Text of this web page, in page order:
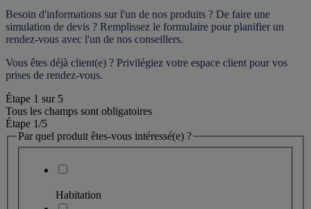
Besoin d'informations sur l'un de nos produits ? De faire une
simulation de devis ? Remplissez le formulaire pour planifier un
rendez-vous avec l'un de nos conseillers.
Vous êtes déjà client(e) ? Privilégiez votre espace client pour vos
prises de rendez-vous.
Étape 1 sur 5
Tous les champs sont obligatoires
Étape 1/5
Par quel produit êtes-vous intéressé(e) ?
Habitation